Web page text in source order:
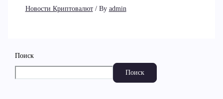
Новости Криптовалют/ By admin
Поиск
Поиск